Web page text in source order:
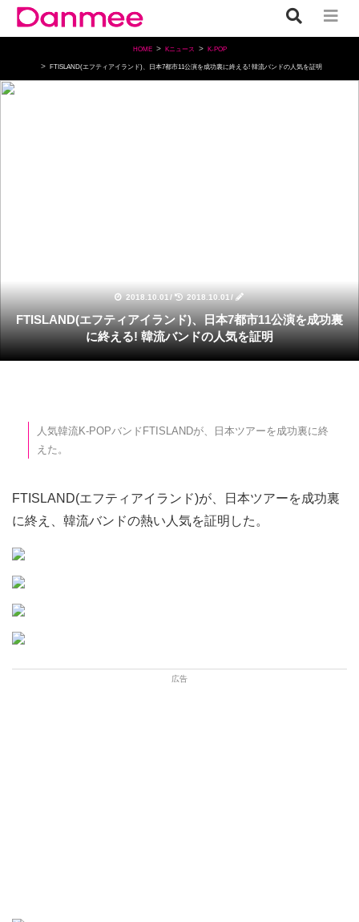
HOME Kニュース K-POP
FTISLAND(エフティアイランド)、日本7都市11公演を成功裏に終える! 韓流バンドの人気を証明
2018.10.01 / 2018.10.01 /
FTISLAND(エフティアイランド)、日本7都市11公演を成功裏
に終える! 韓流バンドの人気を証明
人気韓流K-POPバンドFTISLANDが、日本ツアーを成功裏に終
えた。
FTISLAND(エフティアイランド)が、日本ツアーを成功裏
に終え、韓流バンドの熱い人気を証明した。